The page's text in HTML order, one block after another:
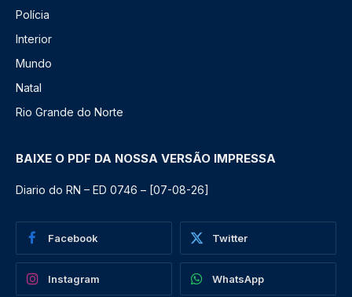
Polícia
Interior
Mundo
Natal
Rio Grande do Norte
BAIXE O PDF DA NOSSA VERSÃO IMPRESSA
Diario do RN – ED 0746 – [07-08-26]
Facebook Twitter
Instagram WhatsApp